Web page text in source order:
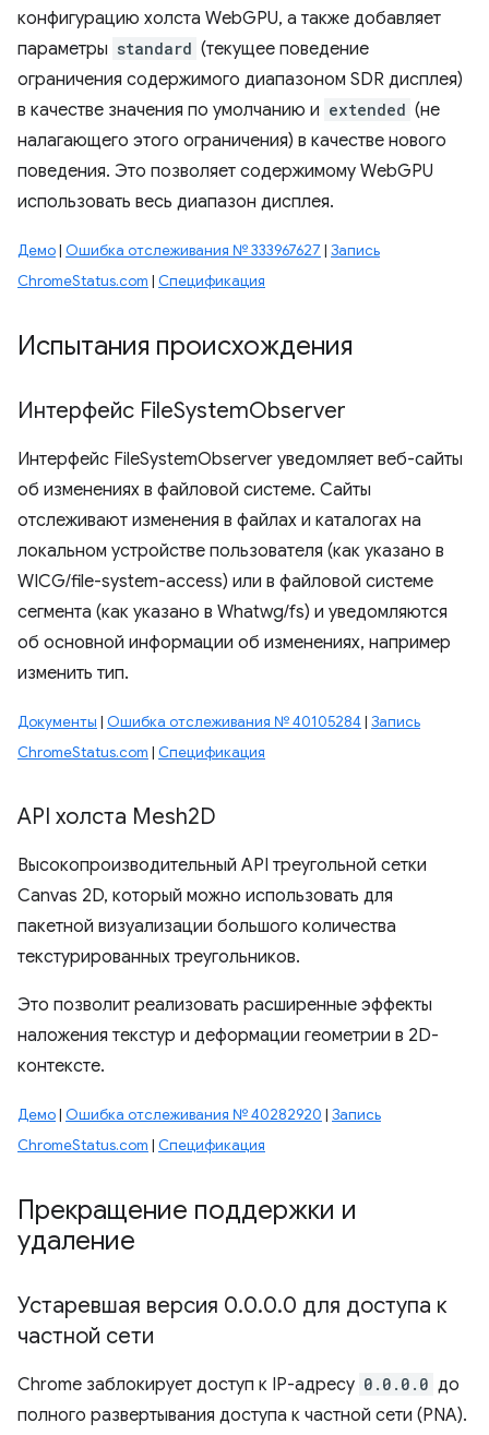
конфигурацию холста WebGPU, а также добавляет
параметры standard (текущее поведение
ограничения содержимого диапазоном SDR дисплея)
в качестве значения по умолчанию и extended (не
налагающего этого ограничения) в качестве нового
поведения. Это позволяет содержимому WebGPU
использовать весь диапазон дисплея.
Демо| Ошибка отслеживания № 333967627 | Запись
ChromeStatus.com | Спецификация
Испытания происхождения
Интерфейс FileSystemObserver
Интерфейс FileSystemObserver уведомляет веб-сайты
об изменениях в файловой системе. Сайты
отслеживают изменения в файлах и каталогах на
локальном устройстве пользователя (как указано в
WICG/file-system-access) или в файловой системе
сегмента (как указано в Whatwg/fs) и уведомляются
об основной информации об изменениях, например
изменить тип.
Документы | Ошибка отслеживания № 40105284 | Запись
ChromeStatus.com | Спецификация
API холста Mesh2D
Высокопроизводительный API треугольной сетки
Canvas 2D, который можно использовать для
пакетной визуализации большого количества
текстурированных треугольников.
Это позволит реализовать расширенные эффекты
наложения текстур и деформации геометрии в 2D-
контексте.
Демо| Ошибка отслеживания № 40282920 | Запись
ChromeStatus.com | Спецификация
Прекращение поддержки и
удаление
Устаревшая версия 0.0.0.0 для доступа к
частной сети
Chrome заблокирует доступ к IP-адресу 0.0.0.0 до
полного развертывания доступа к частной сети (PNA).